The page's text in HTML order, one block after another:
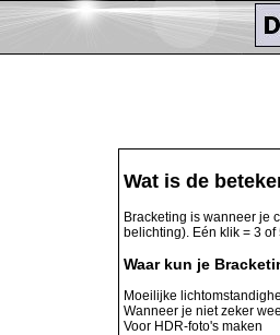
Wat is de
Bracketing is wanneer je
belichting). Eén klik = 3 of
Waar kun je
Moeilijke
Wanneer je niet zeker
Voor HDR-foto's maken